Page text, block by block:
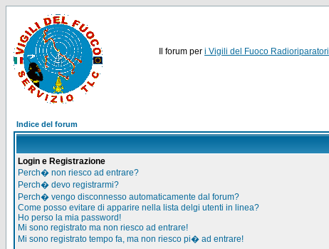
Il forum per i Vigili del Fuoco Radioriparatori
Indice del forum
Login e Registrazione
Perch� non riesco ad entrare?
Perch� devo registrarmi?
Perch� vengo disconnesso automaticamente dal forum?
Come posso evitare di apparire nella lista delgi utenti in linea?
Ho perso la mia password!
Mi sono registrato ma non riesco ad entrare!
Mi sono registrato tempo fa, ma non riesco pi� ad entrare!